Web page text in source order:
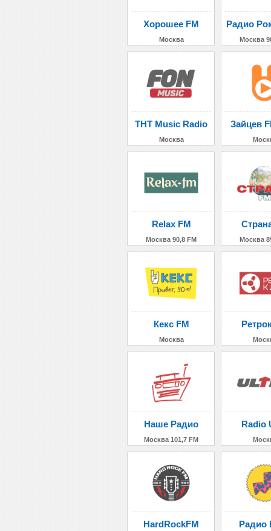
Хорошее FM
Москва
Радио
Москва
ТНТ Music Radio
Москва
Зайцев
Relax FM
Москва 90,8 FM Москва
Кекс FM
Москва
Наше Радио
Москва 101,7 FM
Radio
HardRockFM Радио